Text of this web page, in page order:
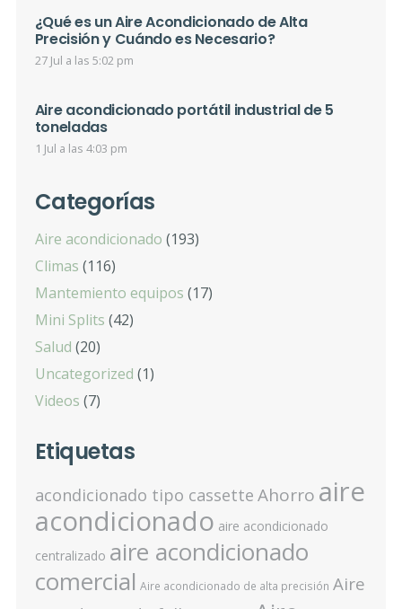
¿Qué es un Aire Acondicionado de Alta
Precisión y Cuándo es Necesario?
27 Jul a las 5:02 pm
Aire acondicionado portátil industrial de 5
toneladas
1 Jul a las 4:03 pm
Categorías
Aire acondicionado (193)
Climas (116)
Mantemiento equipos (17)
Mini Splits (42)
Salud (20)
Uncategorized (1)
Videos (7)
Etiquetas
acondicionado tipo cassette Ahorro aire
acondicionado aire acondicionado
centralizado aire acondicionado
comercial Aire acondicionado de alta precisión Aire